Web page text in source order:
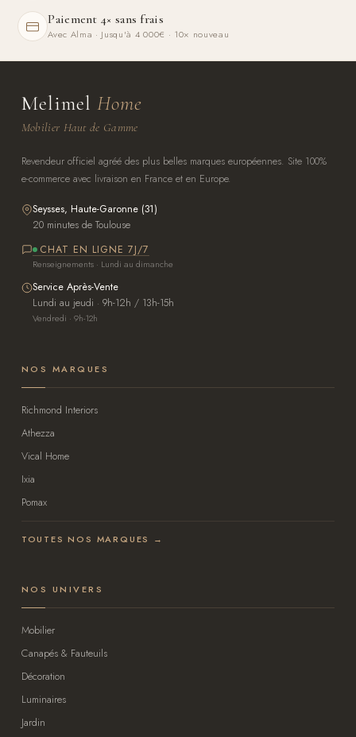
Paiement 4× sans frais
Avec Alma · Jusqu'à 4 000€ · 10× nouveau
Melimel Home
Mobilier Haut de Gamme
Revendeur officiel agréé des plus belles marques européennes. Site 100%
e-commerce avec livraison en France et en Europe.
Seysses, Haute-Garonne (31)
20 minutes de Toulouse
CHAT EN LIGNE 7J/7
Renseignements · Lundi au dimanche
Service Après-Vente
Lundi au jeudi · 9h-12h / 13h-15h
Vendredi · 9h-12h
NOS MARQUES
Richmond Interiors
Athezza
Vical Home
Ixia
Pomax
TOUTES NOS MARQUES →
NOS UNIVERS
Mobilier
Canapés & Fauteuils
Décoration
Luminaires
Jardin